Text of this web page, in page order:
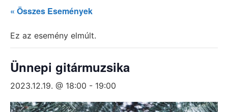
« Összes Események
Ez az esemény elmúlt.
Ünnepi gitármuzsika
2023.12.19. @ 18:00 - 19:00